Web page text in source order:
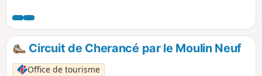
Craon ainsi que le bel hippodrome de La Touche.
Circuit de Cherancé par le Moulin Neuf
Office de tourisme